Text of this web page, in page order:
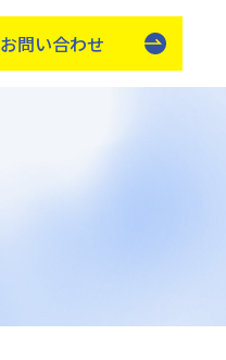
お問い合わせ